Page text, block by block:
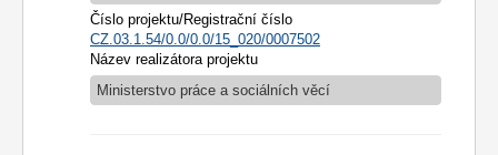
Číslo projektu/Registrační číslo
CZ.03.1.54/0.0/0.0/15_020/0007502
Název realizátora projektu
Ministerstvo práce a sociálních věcí